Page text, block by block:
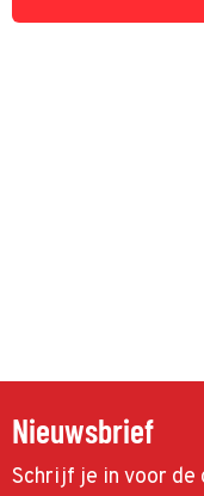
Nieuwsbrief
Schrijf je in voor de